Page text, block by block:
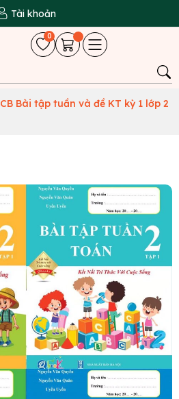
Tài khoản
0
CB Bài tập tuần và đề KT kỳ 1 lớp 2